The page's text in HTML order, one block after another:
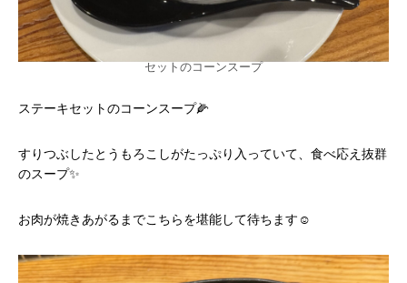
セットのコーンスープ
ステーキセットのコーンスープ🌽
すりつぶしたとうもろこしがたっぷり入っていて、食べ応え抜群
のスープ✨
お肉が焼きあがるまでこちらを堪能して待ちます☺️